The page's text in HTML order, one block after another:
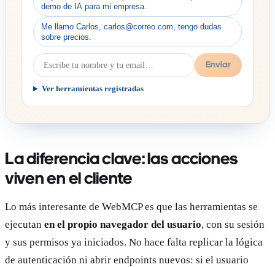
demo de IA para mi empresa.
Me llamo Carlos, carlos@correo.com, tengo dudas
sobre precios.
Enviar
Ver herramientas registradas
La diferencia clave: las acciones
viven en el cliente
Lo más interesante de WebMCP es que las herramientas se
ejecutan en el propio navegador del usuario, con su sesión
y sus permisos ya iniciados. No hace falta replicar la lógica
de autenticación ni abrir endpoints nuevos: si el usuario